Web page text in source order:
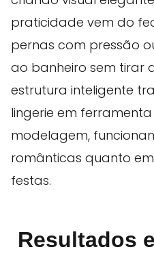
praticidade vem do
pernas com pressão
ao banheiro sem tirar
estrutura inteligente
lingerie em
modelagem,
românticas quanto
festas.
Resultados